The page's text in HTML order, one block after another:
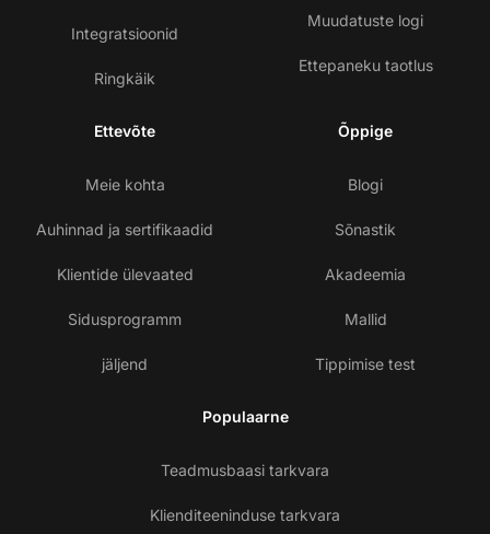
Integratsioonid
Ringkäik
Muudatuste logi
Ettepaneku taotlus
Ettevõte
Meie kohta
Auhinnad ja sertifikaadid
Klientide ülevaated
Sidusprogramm
jäljend
Õppige
Blogi
Sõnastik
Akadeemia
Mallid
Tippimise test
Populaarne
Teadmusbaasi tarkvara
Klienditeeninduse tarkvara